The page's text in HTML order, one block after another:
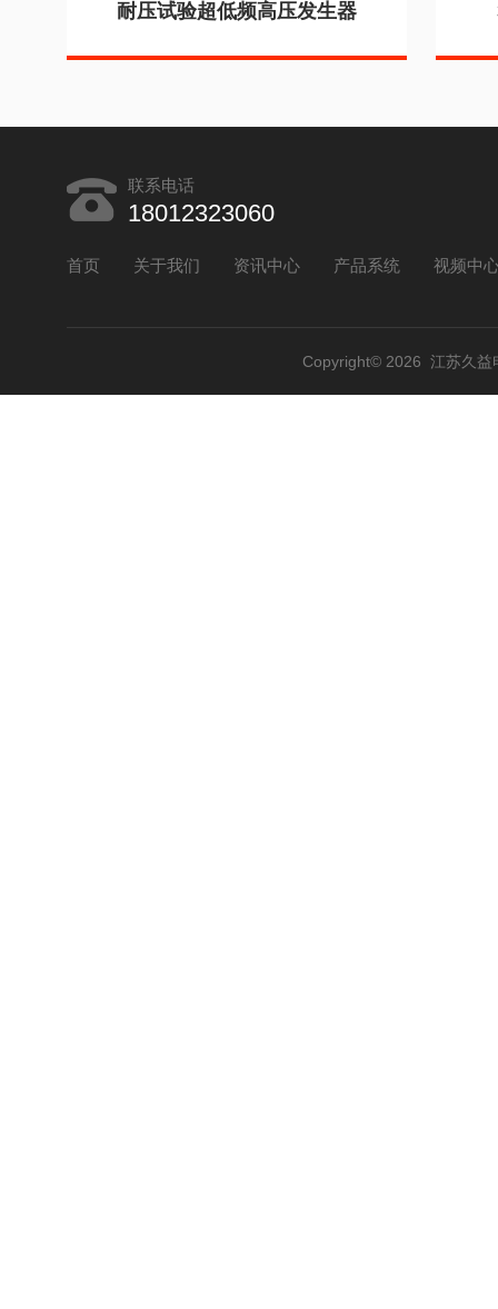
耐压试验超低频高压发生器
联系电话
18012323060
首页 关于我们 资讯中心 产品系统 视频中
Copyright© 2026 江苏久